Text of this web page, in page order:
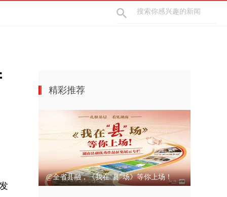
精彩推荐
@全省县融，《我在“县”场》等你上场！